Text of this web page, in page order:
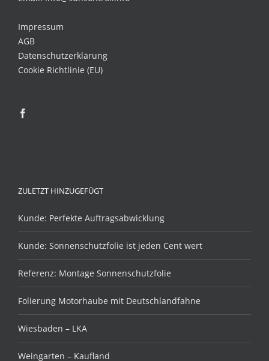
Impressum
AGB
Datenschutzerklärung
Cookie Richtlinie (EU)
ZULETZT HINZUGEFÜGT
Kunde: Perfekte Auftragsabwicklung
Kunde: Sonnenschutzfolie ist jeden Cent wert
Referenz: Montage Sonnenschutzfolie
Folierung Motorhaube mit Deutschlandfahne
Wiesbaden – LKA
Weingarten – Kaufland